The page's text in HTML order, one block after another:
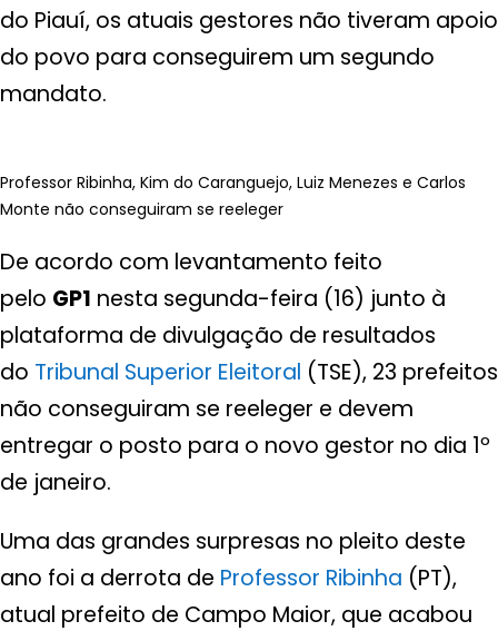
do Piauí, os atuais gestores não tiveram apoio
do povo para conseguirem um segundo
mandato.
Professor Ribinha, Kim do Caranguejo, Luiz Menezes e Carlos
Monte não conseguiram se reeleger
De acordo com levantamento feito
pelo GP1 nesta segunda-feira (16) junto à
plataforma de divulgação de resultados
do Tribunal Superior Eleitoral (TSE), 23 prefeitos
não conseguiram se reeleger e devem
entregar o posto para o novo gestor no dia 1º
de janeiro.
Uma das grandes surpresas no pleito deste
ano foi a derrota de Professor Ribinha (PT),
atual prefeito de Campo Maior, que acabou